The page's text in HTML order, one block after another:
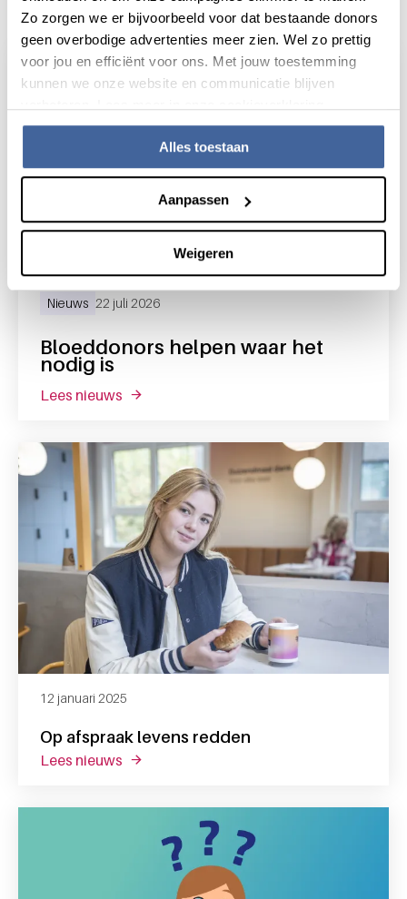
Zo zorgen we er bijvoorbeeld voor dat bestaande donors
geen overbodige advertenties meer zien. Wel zo prettig
voor jou en efficiënt voor ons. Met jouw toestemming
kunnen we onze website en communicatie blijven
Alles toestaan
Aanpassen
Weigeren
Bloeddonors helpen waar het
nodig is
Nieuws 22 juli 2026
lees nieuws over bloeddonors helpen waar het nodig is
Op afspraak levens redden
12 januari 2025
lees nieuws over op afspraak levens redden